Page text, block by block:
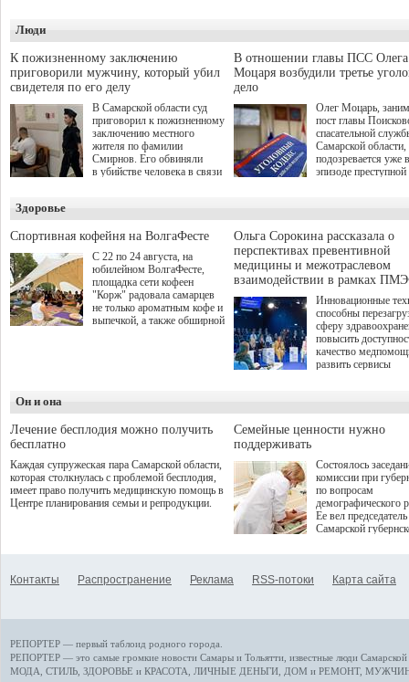
"Помощь фронту и семьям
участников СВО", которая
прошла в Отрадном 7
августа.
на трудоустройство
спокойную
мирной жизни.
Люди
К пожизненному заключению
приговорили мужчину, который убил
свидетеля по его делу
В Самарской области суд
приговорил к пожизненному
заключению местного
жителя по фамилии
Смирнов. Его обвиняли
в убийстве человека в связи
В отношении главы ПСС Олега
Моцаря возбудили третье
дело
Олег Моцарь,
пост главы
спасательной
Самарской области,
подозревается уже
эпизоде преступной
а сам он
Здоровье
Спортивная кофейня на ВолгаФесте
С 22 по 24 августа, на
юбилейном ВолгаФесте,
площадка сети кофеен
"Корж" радовала самарцев
не только ароматным кофе и
выпечкой, а также обширной
Ольга Сорокина рассказала о
перспективах превентивной
медицины и межотраслевом
взаимодействии в рамках
Инновационные
способны
сферу
повысить
качество
развить сервисы
определенными
К ним можно
возникающие при
данными
более динамичного
проникновения
сегмент
отраслевое
рассказала Ольга
ходе сессии
качества жизни" в
ПМЭФ 2025. В
Он и она
Лечение бесплодия можно получить
бесплатно
Каждая супружеская пара Самарской области,
которая столкнулась с проблемой бесплодия,
имеет право получить медицинскую помощь в
Центре планирования семьи и репродукции.
Семейные ценности нужно
поддерживать
Состоялось
комиссии при
по вопросам
демографического
Ее вел председатель
Самарской
Контакты Распространение Реклама RSS-потоки Карта сайта
РЕПОРТЕР — первый таблоид родного города.
РЕПОРТЕР — это самые громкие новости Самары и Тольятти, известные люди
МОДА, СТИЛЬ ЗДОРОВЬЕ и КРАСОТА ЛИЧНЫЕ ДЕНЬГИ ДОМ и РЕМОНТ,